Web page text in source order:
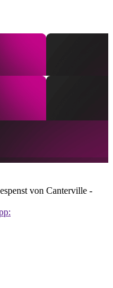
von Canterville -